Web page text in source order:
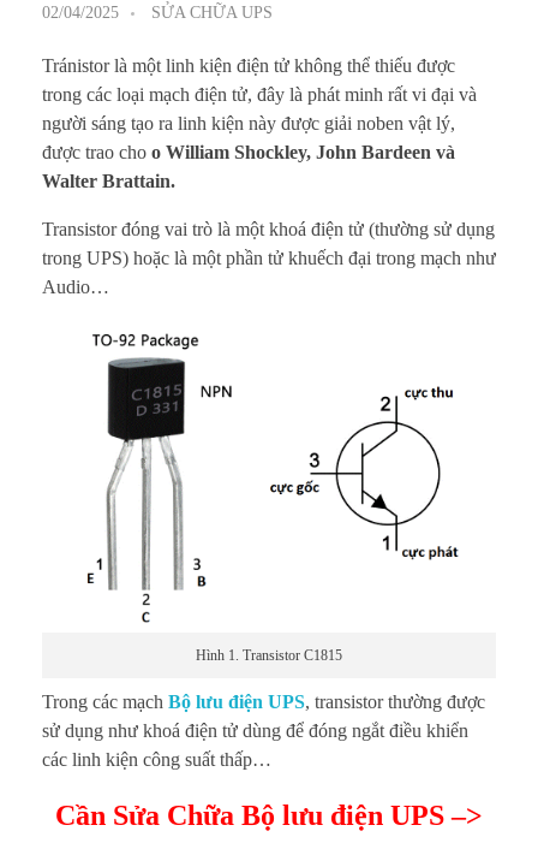
02/04/2025 SỬA CHỮA UPS
Tránistor là một linh kiện điện tử không thể thiếu được
trong các loại mạch điện tử, đây là phát minh rất vi đại và
người sáng tạo ra linh kiện này được giải noben vật lý,
được trao cho o William Shockley, John Bardeen và
Walter Brattain.
Transistor đóng vai trò là một khoá điện tử (thường sử dụng
trong UPS) hoặc là một phần tử khuếch đại trong mạch như
Audio…
Hình 1. Transistor C1815
Trong các mạch Bộ lưu điện UPS, transistor thường được
sử dụng như khoá điện tử dùng để đóng ngắt điều khiển
các linh kiện công suất thấp…
Cần Sửa Chữa Bộ lưu điện UPS –>